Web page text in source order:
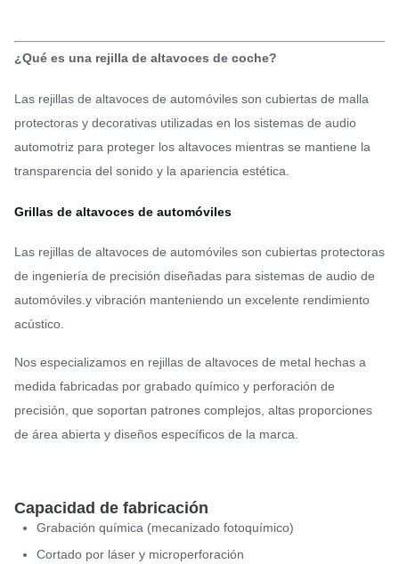
¿Qué es una rejilla de altavoces de coche?
Las rejillas de altavoces de automóviles son cubiertas de malla
protectoras y decorativas utilizadas en los sistemas de audio
automotriz para proteger los altavoces mientras se mantiene la
transparencia del sonido y la apariencia estética.
Grillas de altavoces de automóviles
Las rejillas de altavoces de automóviles son cubiertas protectoras
de ingeniería de precisión diseñadas para sistemas de audio de
automóviles.y vibración manteniendo un excelente rendimiento
acústico.
Nos especializamos en rejillas de altavoces de metal hechas a
medida fabricadas por grabado químico y perforación de
precisión, que soportan patrones complejos, altas proporciones
de área abierta y diseños específicos de la marca.
Capacidad de fabricación
Grabación química (mecanizado fotoquímico)
Cortado por láser y microperforación